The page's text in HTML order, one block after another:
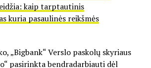
kaip tarptautinis
kuria pasaulinės reikšmės
„Bigbank“ Verslo paskolų skyriaus
pasirinkta bendradarbiauti dėl